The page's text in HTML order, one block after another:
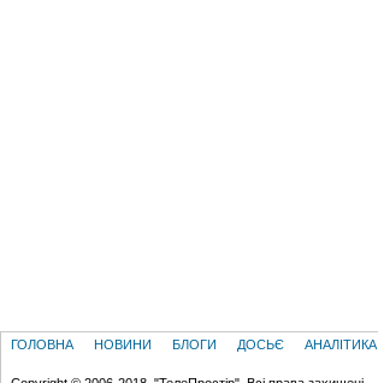
ГОЛОВНА НОВИНИ БЛОГИ ДОСЬЄ АНАЛІТИКА